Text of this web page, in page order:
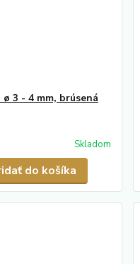
3 - 4 mm, brúsená
Skladom
do košíka